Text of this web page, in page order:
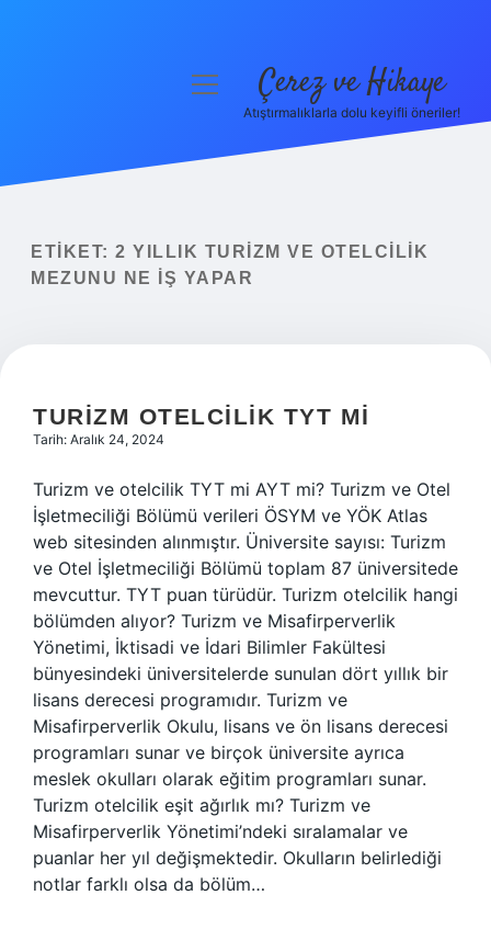
Yasal Uyarı
menüyü Çerez ve Hikaye
Atıştırmalıklarla dolu keyifli öneriler!
ETIKET: 2 YILLIK TURIZM VE OTELCILIK
MEZUNU NE IŞ YAPAR
TURIZM OTELCILIK TYT MI
Tarih: Aralık 24, 2024
Turizm ve otelcilik TYT mi AYT mi? Turizm ve Otel
İşletmeciliği Bölümü verileri ÖSYM ve YÖK Atlas
web sitesinden alınmıştır. Üniversite sayısı: Turizm
ve Otel İşletmeciliği Bölümü toplam 87 üniversitede
mevcuttur. TYT puan türüdür. Turizm otelcilik hangi
bölümden alıyor? Turizm ve Misafirperverlik
Yönetimi, İktisadi ve İdari Bilimler Fakültesi
bünyesindeki üniversitelerde sunulan dört yıllık bir
lisans derecesi programıdır. Turizm ve
Misafirperverlik Okulu, lisans ve ön lisans derecesi
programları sunar ve birçok üniversite ayrıca
meslek okulları olarak eğitim programları sunar.
Turizm otelcilik eşit ağırlık mı? Turizm ve
Misafirperverlik Yönetimi’ndeki sıralamalar ve
puanlar her yıl değişmektedir. Okulların belirlediği
notlar farklı olsa da bölüm…